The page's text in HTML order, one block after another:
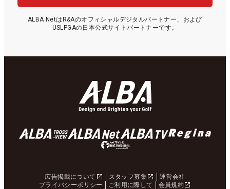
ALBA NetはR&Aのオフィシャルデジタルパートナー、および
USLPGAの日本公式サイトパートナーです。
広告掲載について スタッフ募集
運営会社
プライバシーポリシー
ご利用に際して
会員規約